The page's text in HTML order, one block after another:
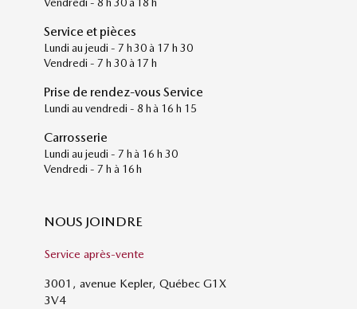
Vendredi - 8 h 30 à 18 h
Service et pièces
Lundi au jeudi - 7 h 30 à 17 h 30
Vendredi - 7 h 30 à 17 h
Prise de rendez-vous Service
Lundi au vendredi - 8 h à 16 h 15
Carrosserie
Lundi au jeudi - 7 h à 16 h 30
Vendredi - 7 h à 16 h
NOUS JOINDRE
Service après-vente
3001, avenue Kepler, Québec G1X
3V4